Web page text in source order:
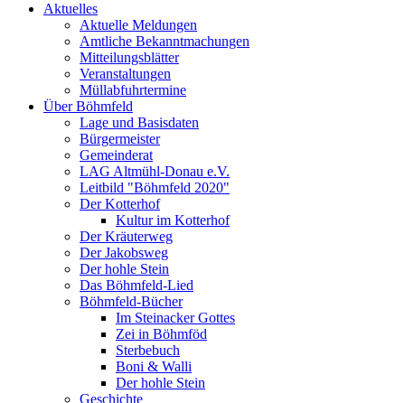
Aktuelles
Aktuelle Meldungen
Amtliche Bekanntmachungen
Mitteilungsblätter
Veranstaltungen
Müllabfuhrtermine
Über Böhmfeld
Lage und Basisdaten
Bürgermeister
Gemeinderat
LAG Altmühl-Donau e.V.
Leitbild "Böhmfeld 2020"
Der Kotterhof
Kultur im Kotterhof
Der Kräuterweg
Der Jakobsweg
Der hohle Stein
Das Böhmfeld-Lied
Böhmfeld-Bücher
Im Steinacker Gottes
Zei in Böhmföd
Sterbebuch
Boni & Walli
Der hohle Stein
Geschichte